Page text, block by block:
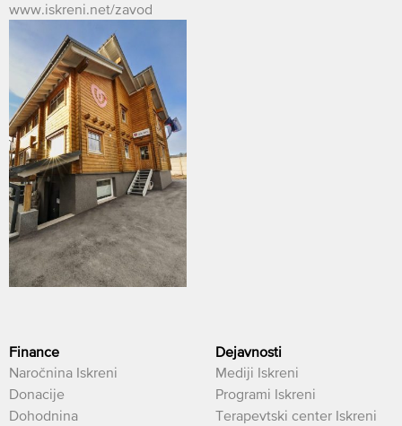
www.iskreni.net/zavod
Finance
Naročnina Iskreni
Donacije
Dohodnina
Dejavnosti
Mediji Iskreni
Programi Iskreni
Terapevtski center Iskreni